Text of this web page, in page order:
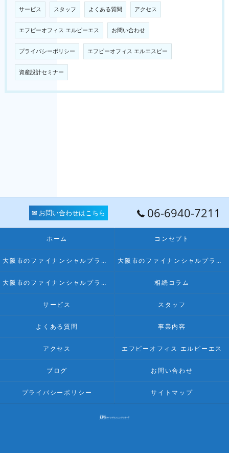
サービス スタッフ よくある質問 アクセス
エフピーオフィス エルピーエス お問い合わせ
プライバシーポリシー エフピーオフィス エルエスピー
資産設計セミナー
✉ お問い合わせはこちら 06-6940-7211
ホーム コンセプト
大阪市のファイナンシャルプランナー･FPオフィス LPSの口コミ情報 大阪市のファイナンシャルプランナー･FPオフィス LPSの評判
大阪市のファイナンシャルプランナー･FPオフィス LPSのお客様の声 相続コラム
サービス スタッフ
よくある質問 事業内容
アクセス エフピーオフィス エルピーエス
ブログ お問い合わせ
プライバシーポリシー サイトマップ